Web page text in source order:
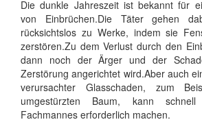
Die dunkle Jahreszeit ist bekannt für
von Einbrüchen.Die Täter gehen
rücksichtslos zu Werke, indem sie
zerstören.Zu dem Verlust durch den
dann noch der Ärger und der
Zerstörung angerichtet wird.Aber auch
verursachter Glasschaden, zum
umgestürzten Baum, kann
Fachmannes erforderlich machen.